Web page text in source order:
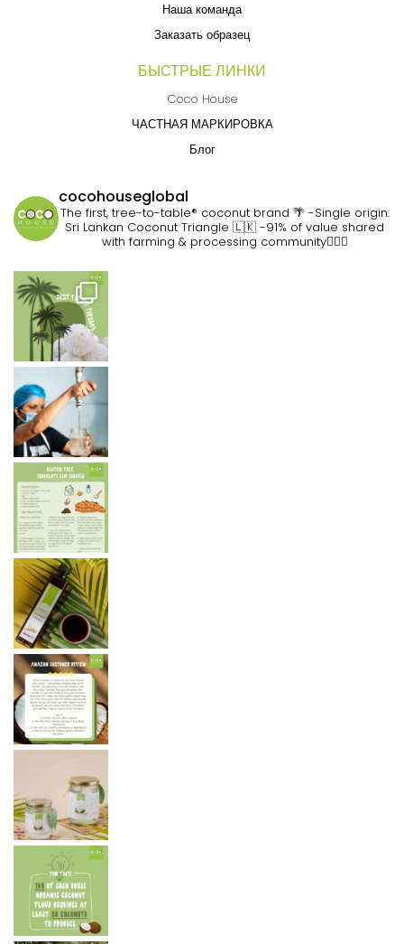
Наша команда
Заказать образец
БЫСТРЫЕ ЛИНКИ
Coco House
ЧАСТНАЯ МАРКИРОВКА
Блог
cocohouseglobal
The first, tree-to-table® coconut brand 🌴 -Single origin:
Sri Lankan Coconut Triangle 🇱🇰 -91% of value shared
with farming & processing community👷🏽‍♀️